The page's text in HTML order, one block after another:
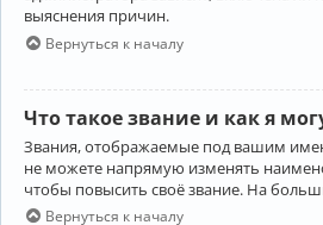
выяснения причин.
Вернуться к началу
Что такое звание и как я
Звания, отображаемые под вашим
не можете напрямую изменять
чтобы повысить своё звание. На
Вернуться к началу